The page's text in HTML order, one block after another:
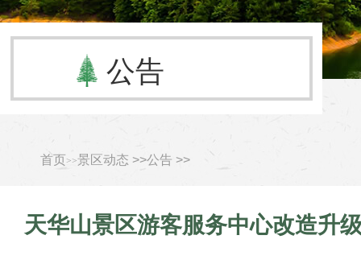
公告
首页>>景区动态 >>公告 >>
天华山景区游客服务中心改造升